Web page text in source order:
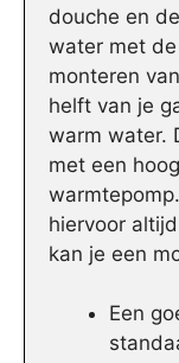
douche en
water met
monteren
helft van je
warm water.
met een
hiervoor
kan je een
Een